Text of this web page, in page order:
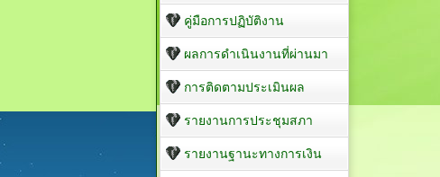
คู่มือการปฏิบัติงาน
ผลการดำเนินงานที่ผ่านมา
การติดตามประเมินผล
รายงานการประชุมสภา
รายงานฐานะทางการเงิน